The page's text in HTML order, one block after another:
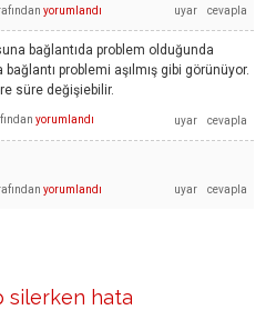
yorumlandı
bağlantıda problem olduğunda
problemi aşılmış gibi görünüyor.
süre değişiebilir.
yorumlandı
yorumlandı
silerken hata